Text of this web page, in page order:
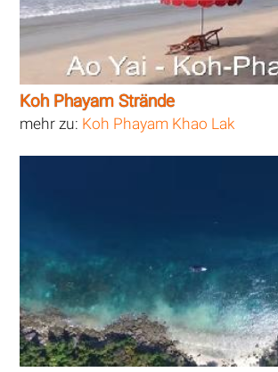
Koh Phayam Strände
mehr zu: Koh Phayam Khao Lak